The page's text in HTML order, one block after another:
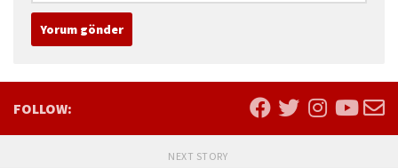
FOLLOW:
NEXT STORY